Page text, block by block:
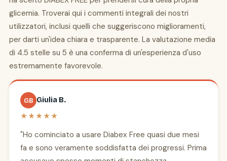
glicemia. Troverai qui i commenti integrali dei nostri
utilizzatori, inclusi quelli che suggeriscono miglioramenti,
per darti un'idea chiara e trasparente. La valutazione media
di 4.5 stelle su 5 è una conferma di un'esperienza d'uso
estremamente favorevole.
GB Giulia B.
★★★★★
"Ho cominciato a usare Diabex Free quasi due mesi
fa e sono veramente soddisfatta dei progressi. Prima